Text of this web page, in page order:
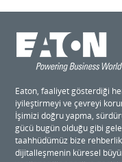
Eaton, faaliyet gösterdiği
iyileştirmeyi ve çevreyi
İşimizi doğru yapma,
gücü bugün olduğu gibi
taahhüdümüz bize
dijitalleşmenin küresel